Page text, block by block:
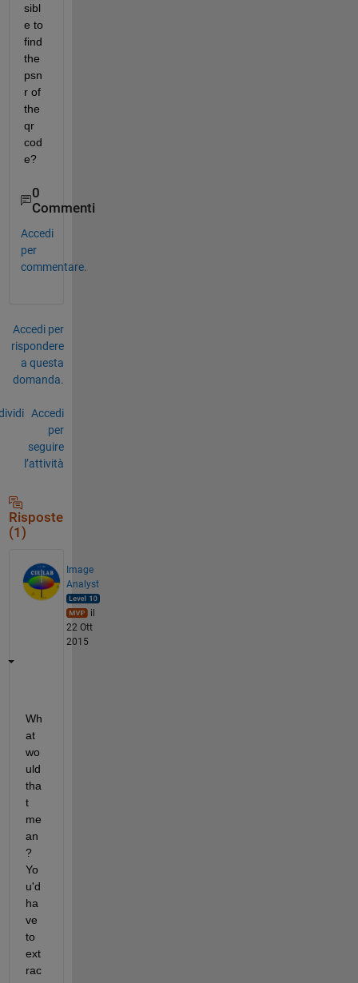
sibl
e to
find
the
psn
r of
the
qr
cod
e?
0
Commenti
Accedi
per
commentare.
Accedi per
rispondere
a questa
domanda.
Accedi
per
seguire
l’attività
Risposte
(1)
Image
Analyst
il
22 Ott
2015
Wh
at
wo
uld
tha
t
me
an
?
Yo
u'd
ha
ve
to
ext
rac